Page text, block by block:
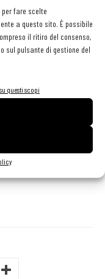
fare scelte
a questo sito. È possibile
il ritiro del consenso,
sul pulsante di gestione del
questi scopi
rappresenta un
che abbiamo avviato
di offrire, in un
dedicata allo svago